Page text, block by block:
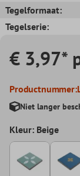
Tegelformaat:
Tegelserie:
€ 3,97*
Productnummer:
Niet langer
Kleur: Beige